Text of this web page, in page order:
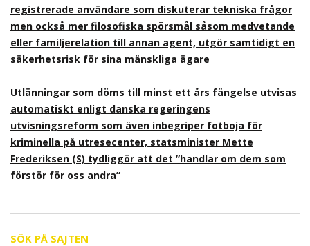
registrerade användare som diskuterar tekniska frågor
men också mer filosofiska spörsmål såsom medvetande
eller familjerelation till annan agent, utgör samtidigt en
säkerhetsrisk för sina mänskliga ägare
Utlänningar som döms till minst ett års fängelse utvisas
automatiskt enligt danska regeringens
utvisningsreform som även inbegriper fotboja för
kriminella på utresecenter, statsminister Mette
Frederiksen (S) tydliggör att det ”handlar om dem som
förstör för oss andra”
SÖK PÅ SAJTEN